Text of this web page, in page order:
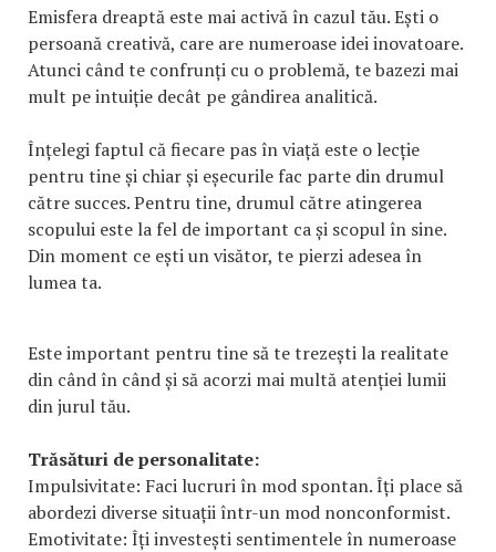
Emisfera dreaptă este mai activă în cazul tău. Ești o
persoană creativă, care are numeroase idei inovatoare.
Atunci când te confrunți cu o problemă, te bazezi mai
mult pe intuiție decât pe gândirea analitică.
Înțelegi faptul că fiecare pas în viață este o lecție
pentru tine și chiar și eșecurile fac parte din drumul
către succes. Pentru tine, drumul către atingerea
scopului este la fel de important ca și scopul în sine.
Din moment ce ești un visător, te pierzi adesea în
lumea ta.
Este important pentru tine să te trezești la realitate
din când în când și să acorzi mai multă atenției lumii
din jurul tău.
Trăsături de personalitate:
Impulsivitate: Faci lucruri în mod spontan. Îți place să
abordezi diverse situații într-un mod nonconformist.
Emotivitate: Îți investești sentimentele în numeroase